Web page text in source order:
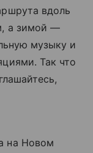
вдоль
а зимой —
музыку и
Так что
на Новом